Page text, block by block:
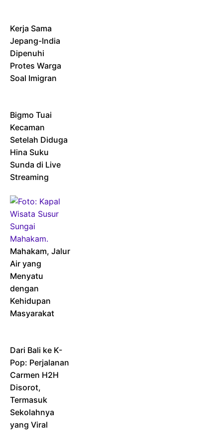
Kerja Sama
Jepang-India
Dipenuhi
Protes Warga
Soal Imigran
Bigmo Tuai
Kecaman
Setelah Diduga
Hina Suku
Sunda di Live
Streaming
Mahakam, Jalur
Air yang
Menyatu
dengan
Kehidupan
Masyarakat
Dari Bali ke K-
Pop: Perjalanan
Carmen H2H
Disorot,
Termasuk
Sekolahnya
yang Viral